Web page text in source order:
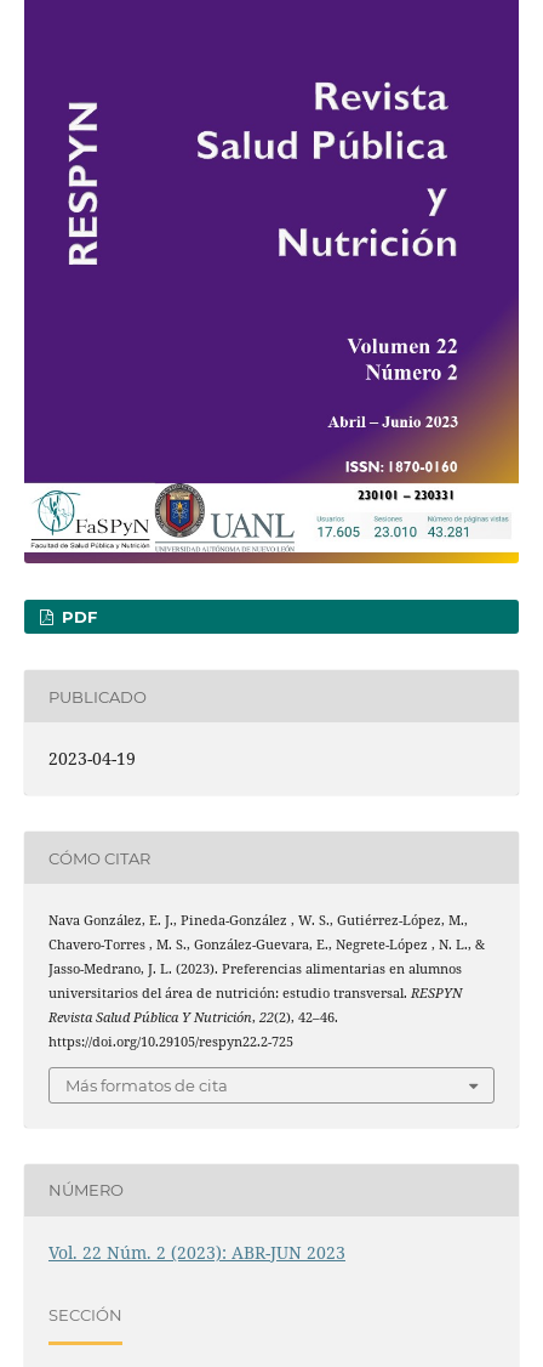
PDF
PUBLICADO
2023-04-19
CÓMO CITAR
Nava González, E. J., Pineda-González , W. S., Gutiérrez-López, M.,
Chavero-Torres , M. S., González-Guevara, E., Negrete-López , N. L., &
Jasso-Medrano, J. L. (2023). Preferencias alimentarias en alumnos
universitarios del área de nutrición: estudio transversal. RESPYN
Revista Salud Pública Y Nutrición, 22(2), 42–46.
https://doi.org/10.29105/respyn22.2-725
Más formatos de cita
NÚMERO
Vol. 22 Núm. 2 (2023): ABR-JUN 2023
SECCIÓN